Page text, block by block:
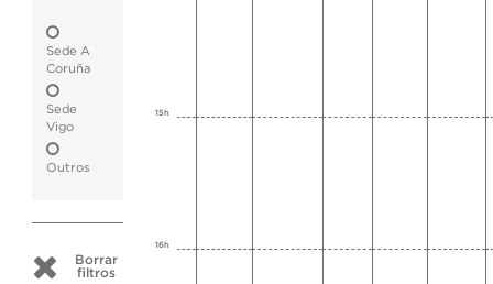
Sede A
Coruña
Sede
Vigo
Outros
Borrar
filtros
15h
16h